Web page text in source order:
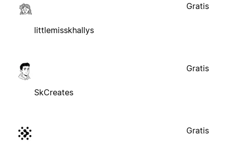
littlemisskhallys
Gratis
SkCreates
Gratis
Gratis